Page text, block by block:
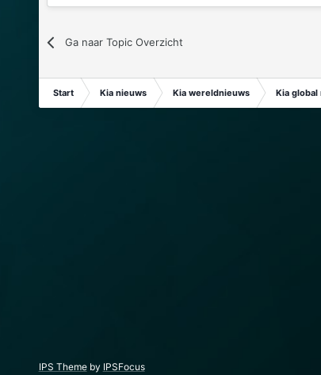
Ga naar Topic Overzicht
Start Kia nieuws Kia wereldnieuws Kia global
IPS Themeby IPSFocus